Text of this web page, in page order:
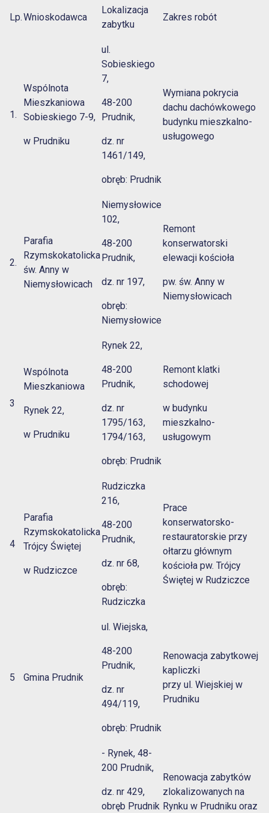
Lp.Wnioskodawca
Lokalizacja
zabytku
Zakres robót
1.
Wspólnota
Mieszkaniowa
Sobieskiego 7-9,
w Prudniku
ul.
Sobieskiego
7,
48-200
Prudnik,
dz. nr
1461/149,
obręb: Prudnik
Wymiana pokrycia
dachu dachówkowego
budynku mieszkalno-
usługowego
2.
Parafia
Rzymskokatolicka
św. Anny w
Niemysłowicach
Niemysłowice
102,
48-200
Prudnik,
dz. nr 197,
obręb:
Niemysłowice
Remont
konserwatorski
elewacji kościoła
pw. św. Anny w
Niemysłowicach
3
Wspólnota
Mieszkaniowa
Rynek 22,
w Prudniku
Rynek 22,
48-200
Prudnik,
dz. nr
1795/163,
1794/163,
obręb: Prudnik
Remont klatki
schodowej
w budynku
mieszkalno-
usługowym
4
Parafia
Rzymskokatolicka
Trójcy Świętej
w Rudziczce
Rudziczka
216,
48-200
Prudnik,
dz. nr 68,
obręb:
Rudziczka
Prace
konserwatorsko-
restauratorskie przy
ołtarzu głównym
kościoła pw. Trójcy
Świętej w Rudziczce
5 Gmina Prudnik
ul. Wiejska,
48-200
Prudnik,
dz. nr
494/119,
obręb: Prudnik
Renowacja zabytkowej
kapliczki
przy ul. Wiejskiej w
Prudniku
- Rynek, 48-
200 Prudnik,
dz. nr 429,
obręb Prudnik
Renowacja zabytków
zlokalizowanych na
Rynku w Prudniku oraz